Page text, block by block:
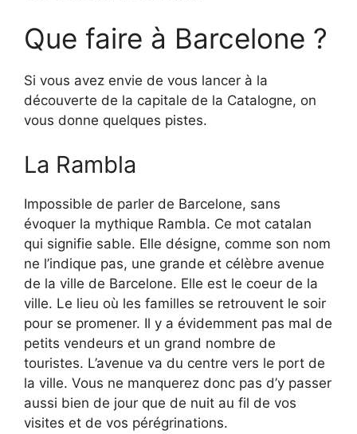
Que faire à Barcelone ?
Si vous avez envie de vous lancer à la
découverte de la capitale de la Catalogne, on
vous donne quelques pistes.
La Rambla
Impossible de parler de Barcelone, sans
évoquer la mythique Rambla. Ce mot catalan
qui signifie sable. Elle désigne, comme son nom
ne l’indique pas, une grande et célèbre avenue
de la ville de Barcelone. Elle est le coeur de la
ville. Le lieu où les familles se retrouvent le soir
pour se promener. Il y a évidemment pas mal de
petits vendeurs et un grand nombre de
touristes. L’avenue va du centre vers le port de
la ville. Vous ne manquerez donc pas d’y passer
aussi bien de jour que de nuit au fil de vos
visites et de vos pérégrinations.